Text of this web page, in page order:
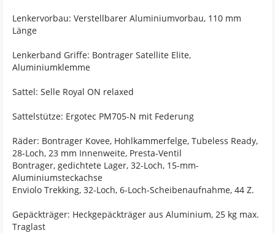
Lenkervorbau: Verstellbarer Aluminiumvorbau, 110 mm
Länge
Lenkerband Griffe: Bontrager Satellite Elite,
Aluminiumklemme
Sattel: Selle Royal ON relaxed
Sattelstütze: Ergotec PM705-N mit Federung
Räder: Bontrager Kovee, Hohlkammerfelge, Tubeless Ready,
28-Loch, 23 mm Innenweite, Presta-Ventil
Bontrager, gedichtete Lager, 32-Loch, 15-mm-
Aluminiumsteckachse
Enviolo Trekking, 32-Loch, 6-Loch-Scheibenaufnahme, 44 Z.
Gepäckträger: Heckgepäckträger aus Aluminium, 25 kg max.
Traglast